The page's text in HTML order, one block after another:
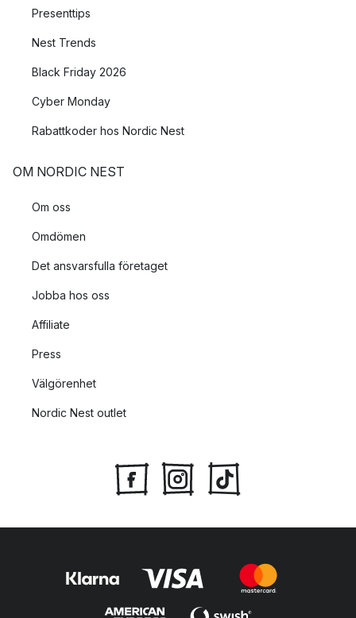
Presenttips
Nest Trends
Black Friday 2026
Cyber Monday
Rabattkoder hos Nordic Nest
OM NORDIC NEST
Om oss
Omdömen
Det ansvarsfulla företaget
Jobba hos oss
Affiliate
Press
Välgörenhet
Nordic Nest outlet